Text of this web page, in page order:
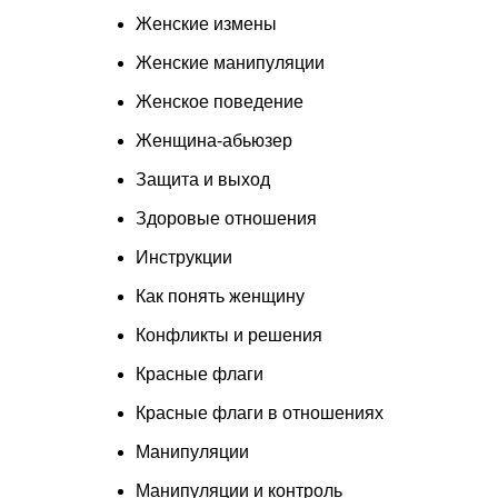
Женские измены
Женские манипуляции
Женское поведение
Женщина-абьюзер
Защита и выход
Здоровые отношения
Инструкции
Как понять женщину
Конфликты и решения
Красные флаги
Красные флаги в отношениях
Манипуляции
Манипуляции и контроль